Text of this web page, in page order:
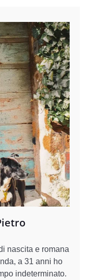
nascita e romana
a 31 anni ho
indeterminato.